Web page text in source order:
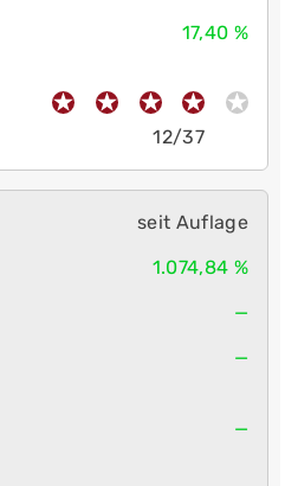
17,40 %
12/37
seit Auflage
1.074,84 %
—
—
—